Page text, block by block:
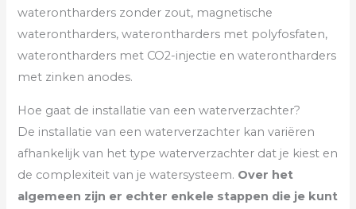
waterontharders zonder zout, magnetische
waterontharders, waterontharders met polyfosfaten,
waterontharders met CO2-injectie en waterontharders
met zinken anodes.
Hoe gaat de installatie van een waterverzachter?
De installatie van een waterverzachter kan variëren
afhankelijk van het type waterverzachter dat je kiest en
de complexiteit van je watersysteem. Over het
algemeen zijn er echter enkele stappen die je kunt